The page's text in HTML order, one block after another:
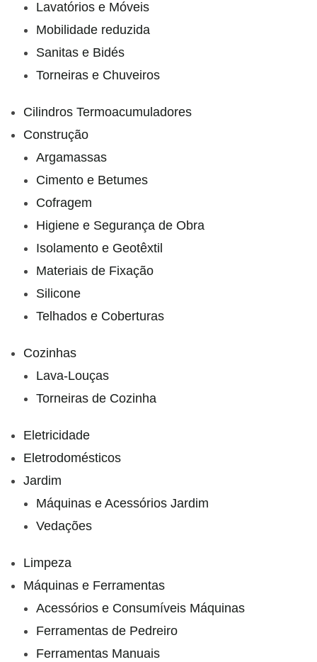
Lavatórios e Móveis
Mobilidade reduzida
Sanitas e Bidés
Torneiras e Chuveiros
Cilindros Termoacumuladores
Construção
Argamassas
Cimento e Betumes
Cofragem
Higiene e Segurança de Obra
Isolamento e Geotêxtil
Materiais de Fixação
Silicone
Telhados e Coberturas
Cozinhas
Lava-Louças
Torneiras de Cozinha
Eletricidade
Eletrodomésticos
Jardim
Máquinas e Acessórios Jardim
Vedações
Limpeza
Máquinas e Ferramentas
Acessórios e Consumíveis Máquinas
Ferramentas de Pedreiro
Ferramentas Manuais